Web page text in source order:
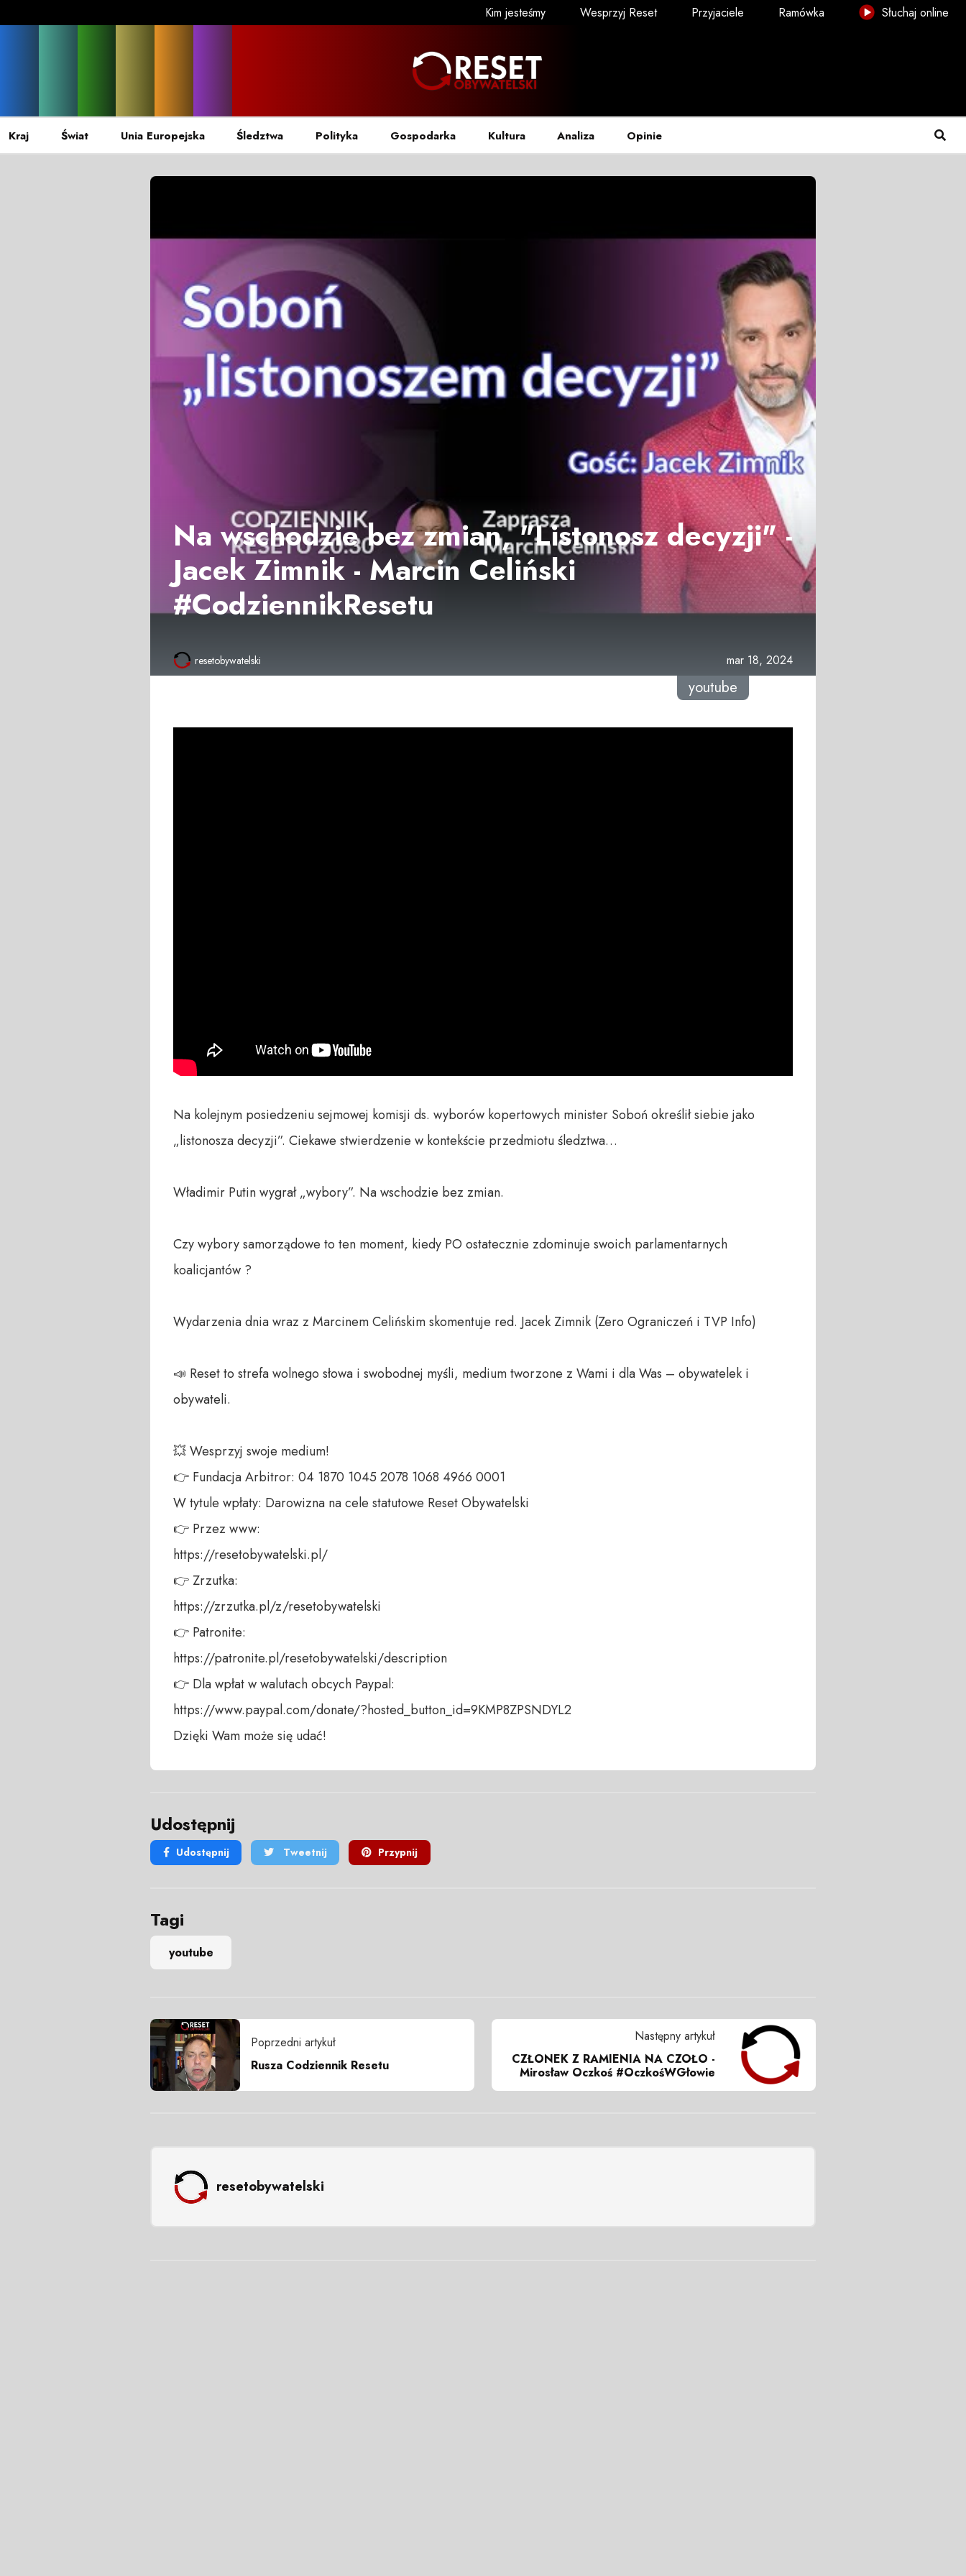
Kim jesteśmy Wesprzyj Reset Przyjaciele Ramówka Słuchaj online
Kraj Świat Unia Europejska Śledztwa Polityka Gospodarka Kultura Analiza Opinie
Na wschodzie bez zmian, "Listonosz decyzji" -
Jacek Zimnik - Marcin Celiński
#CodziennikResetu
resetobywatelski mar 18, 2024
youtube
Na kolejnym posiedzeniu sejmowej komisji ds. wyborów kopertowych minister Soboń określił siebie jako
„listonosza decyzji”. Ciekawe stwierdzenie w kontekście przedmiotu śledztwa…
Władimir Putin wygrał „wybory”. Na wschodzie bez zmian.
Czy wybory samorządowe to ten moment, kiedy PO ostatecznie zdominuje swoich parlamentarnych
koalicjantów ?
Wydarzenia dnia wraz z Marcinem Celińskim skomentuje red. Jacek Zimnik (Zero Ograniczeń i TVP Info)
📣 Reset to strefa wolnego słowa i swobodnej myśli, medium tworzone z Wami i dla Was – obywatelek i
obywateli.
💥 Wesprzyj swoje medium!
👉 Fundacja Arbitror: 04 1870 1045 2078 1068 4966 0001
W tytule wpłaty: Darowizna na cele statutowe Reset Obywatelski
👉 Przez www:
https://resetobywatelski.pl/
👉 Zrzutka:
https://zrzutka.pl/z/resetobywatelski
👉 Patronite:
https://patronite.pl/resetobywatelski/description
👉 Dla wpłat w walutach obcych Paypal:
https://www.paypal.com/donate/?hosted_button_id=9KMP8ZPSNDYL2
Dzięki Wam może się udać!
Udostępnij
Udostępnij Tweetnij Przypnij
Tagi
youtube
Poprzedni artykuł
Rusza Codziennik Resetu
Następny artykuł
CZŁONEK Z RAMIENIA NA CZOŁO -
Mirosław Oczkoś #OczkośWGłowie
resetobywatelski